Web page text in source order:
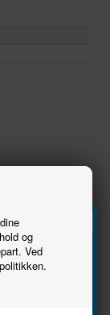
og
Ved